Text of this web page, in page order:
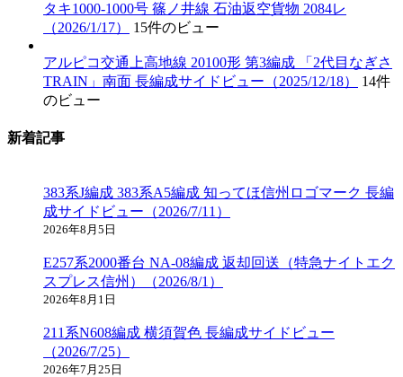
タキ1000-1000号 篠ノ井線 石油返空貨物 2084レ
（2026/1/17）
15件のビュー
アルピコ交通上高地線 20100形 第3編成 「2代目なぎさ
TRAIN」南面 長編成サイドビュー（2025/12/18）
14件
のビュー
新着記事
383系J編成 383系A5編成 知ってほ信州ロゴマーク 長編
成サイドビュー（2026/7/11）
2026年8月5日
E257系2000番台 NA-08編成 返却回送（特急ナイトエク
スプレス信州）（2026/8/1）
2026年8月1日
211系N608編成 横須賀色 長編成サイドビュー
（2026/7/25）
2026年7月25日